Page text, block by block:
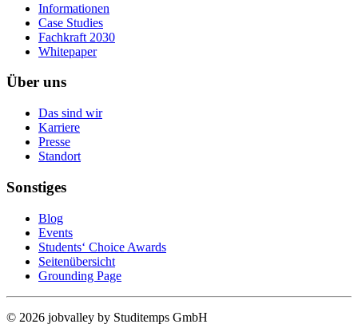
Informationen
Case Studies
Fachkraft 2030
Whitepaper
Über uns
Das sind wir
Karriere
Presse
Standort
Sonstiges
Blog
Events
Students‘ Choice Awards
Seitenübersicht
Grounding Page
© 2026 jobvalley by Studitemps GmbH